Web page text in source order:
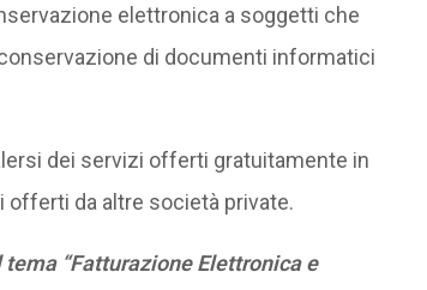
elettronica a soggetti che
di documenti informatici
dei servizi offerti gratuitamente in
offerti da altre società private.
“Fatturazione Elettronica e